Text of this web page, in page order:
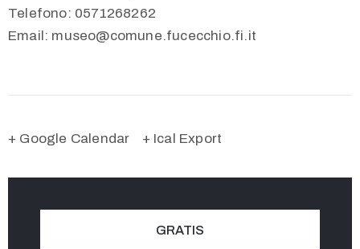
Telefono: 0571268262
Email: museo@comune.fucecchio.fi.it
+ Google Calendar + Ical Export
GRATIS